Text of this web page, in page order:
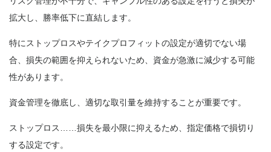
拡大し、勝率低下に直結します。
特にストップロスやテイクプロフィットの設定が適切でない場
合、損失の範囲を抑えられないため、資金が急激に減少する可能
性があります。
資金管理を徹底し、適切な取引量を維持することが重要です。
ストップロス……損失を最小限に抑えるため、指定価格で損切り
する設定です。